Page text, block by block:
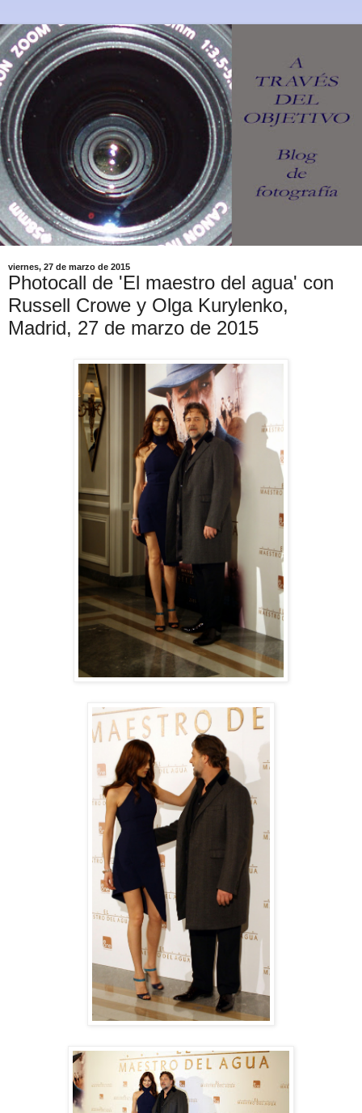
viernes, 27 de marzo de 2015
Photocall de 'El maestro del agua' con
Russell Crowe y Olga Kurylenko,
Madrid, 27 de marzo de 2015